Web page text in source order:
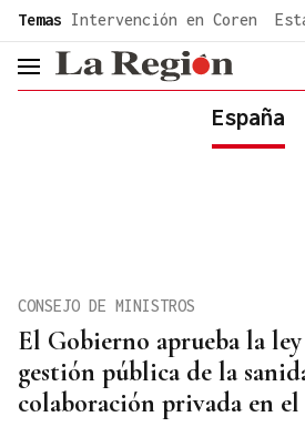
common.go-to-content
Temas Intervención en Coren
header.menu.open
España
El Gobierno aprueba la
gestión pública de la
colaboración privada en el
CONSEJO DE MINISTROS